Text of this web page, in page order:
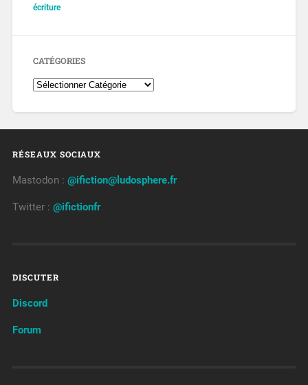
écriture
CATÉGORIES
RÉSEAUX SOCIAUX
Mastodon : @ifiction@ludosphere.fr
Twitter : @ifictionfr
DISCUTER
Discord
Forum